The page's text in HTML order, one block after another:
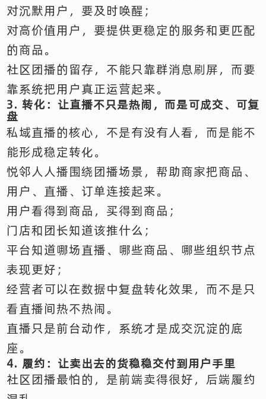
对沉默用户，要及时唤醒；
对高价值用户，要提供更稳定的服务和更匹配
的商品。
社区团播的留存，不能只靠群消息刷屏，而要
靠系统把用户真正运营起来。
3. 转化：让直播不只是热闹，而是可成交、可复
盘
私域直播的核心，不是有没有人看，而是能不
能形成稳定转化。
悦邻人人播围绕团播场景，帮助商家把商品、
用户、直播、订单连接起来。
用户看得到商品，买得到商品；
门店和团长知道该推什么；
平台知道哪场直播、哪些商品、哪些组织节点
表现更好；
经营者可以在数据中复盘转化效果，而不是只
看直播间热不热闹。
直播只是前台动作，系统才是成交沉淀的底
座。
4. 履约：让卖出去的货稳稳交付到用户手里
社区团播最怕的，是前端卖得很好，后端履约